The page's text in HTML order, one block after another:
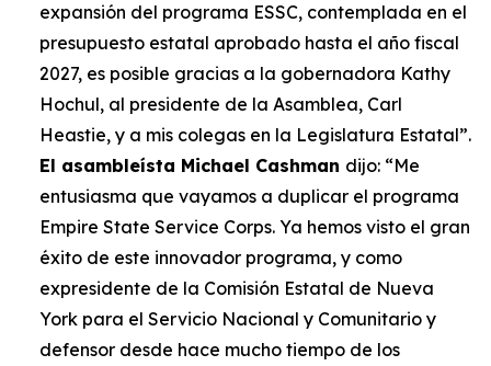
expansión del programa ESSC, contemplada en el
presupuesto estatal aprobado hasta el año fiscal
2027, es posible gracias a la gobernadora Kathy
Hochul, al presidente de la Asamblea, Carl
Heastie, y a mis colegas en la Legislatura Estatal”.
El asambleísta Michael Cashman dijo: “Me
entusiasma que vayamos a duplicar el programa
Empire State Service Corps. Ya hemos visto el gran
éxito de este innovador programa, y como
expresidente de la Comisión Estatal de Nueva
York para el Servicio Nacional y Comunitario y
defensor desde hace mucho tiempo de los